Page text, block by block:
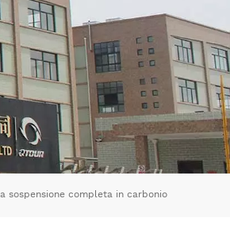
sospensione completa in carbonio